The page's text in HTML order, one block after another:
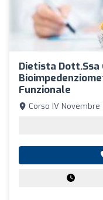
Dietista
Funzionale
Corso IV Novembre